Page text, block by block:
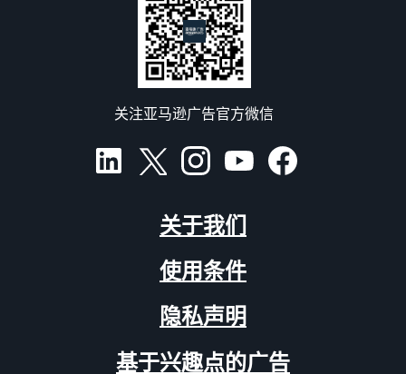
关注亚马逊广告官方微信
关于我们
使用条件
隐私声明
基于兴趣点的广告